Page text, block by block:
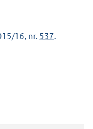
16, nr. 537.